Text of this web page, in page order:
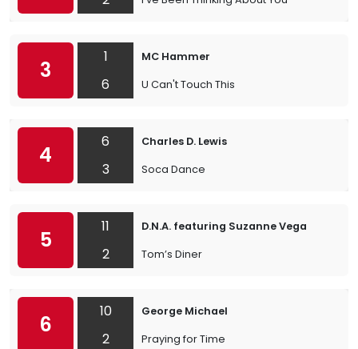
3
1
6
MC Hammer
U Can't Touch This
4
6
3
Charles D. Lewis
Soca Dance
5
11
2
D.N.A. featuring Suzanne Vega
Tom’s Diner
6
10
2
George Michael
Praying for Time